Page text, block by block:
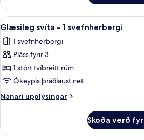
svíta
1
svefnherbergi
Skoða
allar
myndir
fyrir
Glæsileg
svíta
-
1
Rúmföt
18
Glæsileg svíta - 1 svefnherbergi
1 svefnherbergi
Pláss fyrir 3
1 stórt tvíbreitt rúm
Ókeypis þráðlaust net
Nánari upplýsingar
Nánari
svíta
Skoða verð